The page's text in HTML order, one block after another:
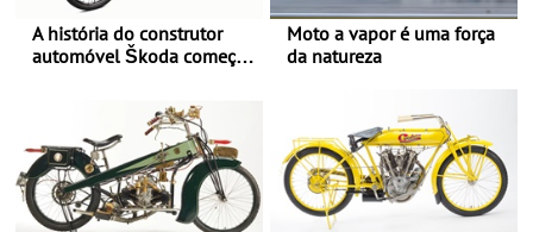
A história do construtor
automóvel Škoda começou
Moto a vapor é uma força
da natureza